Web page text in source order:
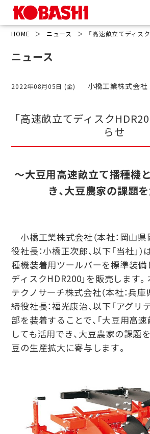
HOME ＞ ニュース ＞ 「高速畝立てディス
ニュース
2022年08月05日 (金) 小橋工業株式会社
「高速畝立てディスク
らせ
～大豆用高速畝立て播種機
き、大豆農家の課題
小橋工業株式会社（本社：岡山
役社長：小橋正次郎、以下「当社」）
種機装着用ツールバーを標準装備
ディスクHDR200」を販売します。
テクノサ―チ株式会社（本社：兵庫
締役社長：福光康治、以下「アグリ
部を装着することで、「大豆用高
しても活用でき、大豆農家の課題
豆の生産拡大に寄与します。